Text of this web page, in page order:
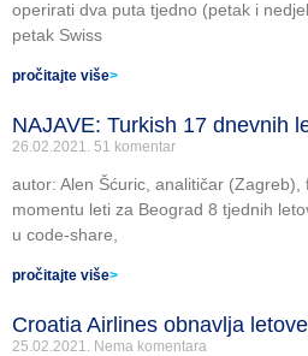
operirati dva puta tjedno (petak i
petak Swiss
pročitajte više>
NAJAVE: Turkish 17 dnevnih
26.02.2021. 51 komentar
autor: Alen Šćuric, analitičar (Zagreb),
momentu leti za Beograd 8 tjednih
u code-share,
pročitajte više>
Croatia Airlines obnavlja
25.02.2021. Nema komentara